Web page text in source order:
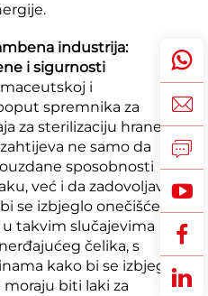
industrija:
i sigurnosti
i
spremnika za
za sterilizaciju hrane i
ne samo da
sposobnosti
već i da zadovoljavaju
se izbjeglo onečišćenje
takvim slučajevima
čelika, s
kako bi se izbjegli
biti laki za